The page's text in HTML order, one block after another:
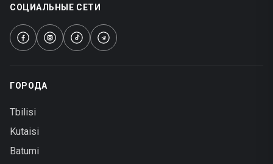
СОЦИАЛЬНЫЕ СЕТИ
ГОРОДА
Tbilisi
Kutaisi
Batumi